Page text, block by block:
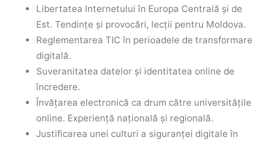
Libertatea Internetului în Europa Centrală și de
Est. Tendințe și provocări, lecții pentru Moldova.
Reglementarea TIC în perioadele de transformare
digitală.
Suveranitatea datelor și identitatea online de
încredere.
Învățarea electronică ca drum către universitățile
online. Experiență națională și regională.
Justificarea unei culturi a siguranței digitale în